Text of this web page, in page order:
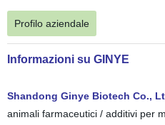
Profilo aziendale
Informazionisu GINYE
Shandong Ginye Biotech Co.,
animali farmaceutici / additivi per